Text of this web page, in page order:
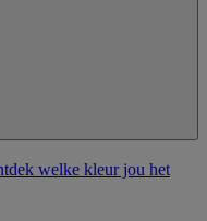
welke kleur jou het